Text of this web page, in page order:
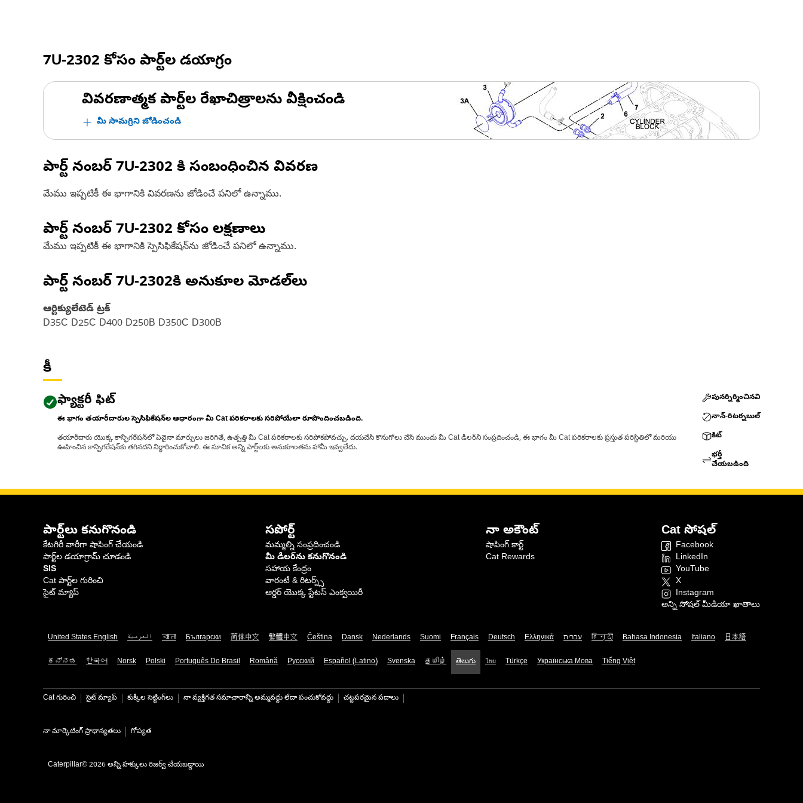
7U-2302 కోసం పార్ట్‌ల డయాగ్రం
వివరణాత్మక పార్ట్‌ల రేఖాచిత్రాలను వీక్షించండి
మీ సామగ్రిని జోడించండి
పార్ట్ నంబర్ 7U-2302 కి సంబంధించిన వివరణ
మేము ఇప్పటికీ ఈ భాగానికి వివరణను జోడించే పనిలో ఉన్నాము.
పార్ట్ నంబర్ 7U-2302 కోసం లక్షణాలు
మేము ఇప్పటికీ ఈ భాగానికి స్పెసిఫికేషన్‌ను జోడించే పనిలో ఉన్నాము.
పార్ట్ నంబర్ 7U-2302కి అనుకూల మోడల్‌లు
ఆర్టిక్యులేటెడ్ ట్రక్
D35C D25C D400 D250B D350C D300B
కీ
ఫ్యాక్టరీ ఫిట్
ఈ భాగం తయారీదారుల స్పెసిఫికేషన్‌ల ఆధారంగా మీ Cat పరికరాలకు సరిపోయేలా రూపొందించబడింది.
తయారీదారు యొక్క కాన్ఫిగరేషన్‌లో ఏవైనా మార్పులు జరిగితే, ఉత్పత్తి మీ Cat పరికరాలకు సరిపోకపోవచ్చు. దయచేసి కొనుగోలు చేసే ముందు మీ Cat డీలర్‌ని సంప్రదించండి, ఈ భాగం మీ Cat పరికరాలకు ప్రస్తుత పరిస్థితిలో మరియు
ఊహించిన కాన్ఫిగరేషన్‌కు తగినదని నిర్ధారించుకోవాలి. ఈ సూచిక అన్ని పార్ట్‌లకు అనుకూలతను హామీ ఇవ్వలేదు.
పునర్నిర్మించినవి
నాన్-రిటర్నబుల్
కిట్
భర్తీ
చేయబడింది
పార్ట్‌లు కనుగొనండి
కేటగిరీ వారీగా షాపింగ్ చేయండి
పార్ట్‌ల డయాగ్రామ్ చూడండి
SIS
Cat పార్ట్‌ల గురించి
సైట్ మ్యాప్
సపోర్ట్
మమ్మల్ని సంప్రదించండి
మీ డీలర్‌ను కనుగొనండి
సహాయ కేంద్రం
వారంటీ & రిటర్న్స్
ఆర్డర్ యొక్క స్టేటస్ ఎంక్వయిరీ
నా అకౌంట్
షాపింగ్ కార్ట్
Cat Rewards
Cat సోషల్
Facebook
LinkedIn
YouTube
X
Instagram
అన్ని సోషల్ మీడియా ఖాతాలు
United States English العربية বাংলা Български 简体中文 繁體中文 Čeština Dansk Nederlands Suomi Français Deutsch Ελληνικά עברית हिन्दी Bahasa Indonesia Italiano 日本語
ಕನ್ನಡ 한국어 Norsk Polski Português Do Brasil Română Русский Español (Latino) Svenska தமிழ் తెలుగు ไทย Türkçe Українська Мова Tiếng Việt
Cat గురించి సైట్ మ్యాప్ కుక్కీల సెట్టింగ్‌లు నా వ్యక్తిగత సమాచారాన్ని అమ్మవద్దు లేదా పంచుకోవద్దు చట్టపరమైన పదాలు
నా మార్కెటింగ్ ప్రాధాన్యతలు గోప్యత
Caterpillar© 2026 అన్ని హక్కులు రిజర్వ్ చేయబడ్డాయి